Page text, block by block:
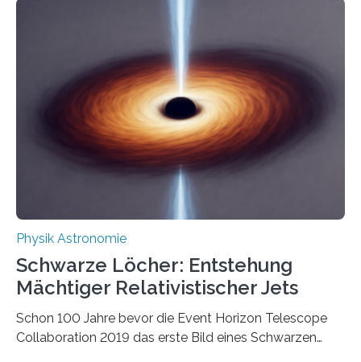
Quantenmotoren voranbringen. Das
Wissenschaftsjournal Science Advances veröffentlichte
die Herleitung. (DOI: 10.1126/sciadv.adw8462)
Verbrennungsmotoren oder Dampfturbinen sind
Wärmekraftmaschinen: Sie wandeln thermische
Energie in mechanische Bewegung um – oder anders
ausgedrückt, Wärme in Bewegung. In
quantenmechanischen Experimenten ist es in den…
Physik Astronomie
Schwarze Löcher: Entstehung
Mächtiger Relativistischer Jets
Schon 100 Jahre bevor die Event Horizon Telescope
Collaboration 2019 das erste Bild eines Schwarzen